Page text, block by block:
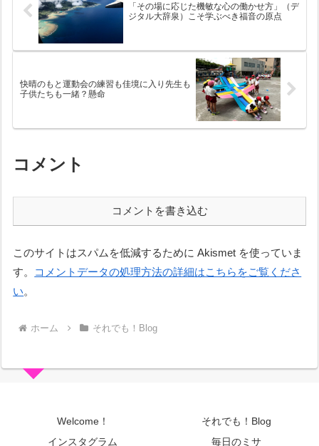
「その場に応じた機敏な心の働かせ方」（デ
ジタル大辞泉）こそ学ぶべき福音の原点
快晴のもと運動会の練習も佳境に入り先生も
子供たちも一緒？懸命
コメント
コメントを書き込む
このサイトはスパムを低減するために Akismet を使っていま
す。
コメントデータの処理方法の詳細はこちらをご覧くださ
い。
ホーム それでも！Blog
Welcome！
それでも！Blog
インスタグラム
毎日のミサ